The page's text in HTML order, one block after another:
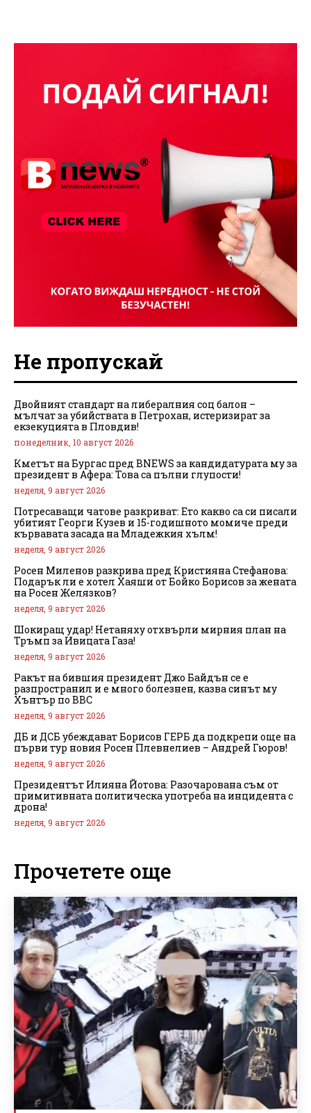
Не пропускай
Двойният стандарт на либералния соц балон –
мълчат за убийствата в Петрохан, истеризират за
екзекуцията в Пловдив!
понеделник, 10 август 2026
Кметът на Бургас пред BNEWS за кандидатурата му за
президент в Афера: Това са пълни глупости!
неделя, 9 август 2026
Потресаващи чатове разкриват: Ето какво са си писали
убитият Георги Кузев и 15-годишното момиче преди
кървавата засада на Младежкия хълм!
неделя, 9 август 2026
Росен Миленов разкрива пред Кристияна Стефанова:
Подарък ли е хотел Хаяши от Бойко Борисов за жената
на Росен Желязков?
неделя, 9 август 2026
Шокиращ удар! Нетаняху отхвърли мирния план на
Тръмп за Ивицата Газа!
неделя, 9 август 2026
Ракът на бившия президент Джо Байдън се е
разпространил и е много болезнен, казва синът му
Хънтър по BBC
неделя, 9 август 2026
ДБ и ДСБ убеждават Борисов ГЕРБ да подкрепи още на
първи тур новия Росен Плевнелиев – Андрей Гюров!
неделя, 9 август 2026
Президентът Илияна Йотова: Разочарована съм от
примитивната политическа употреба на инцидента с
дрона!
неделя, 9 август 2026
Прочетете още